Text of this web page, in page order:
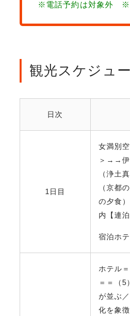
※電話予約は対象外 ※
観光スケジュ
日次
1日目
女満別
＞→→伊
（浄土
（京都
の夕食
内【連泊
宿泊ホ
ホテル
＝＝（
が並ぶ
化を象